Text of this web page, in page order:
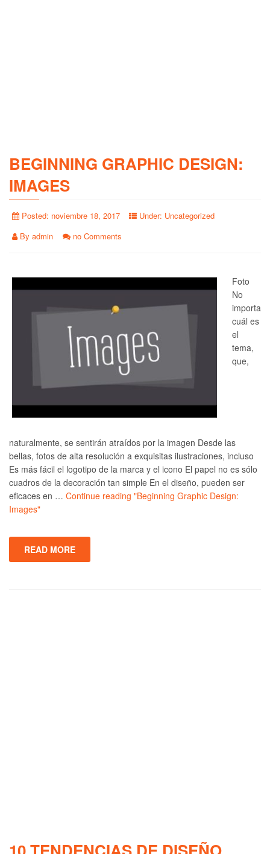
BEGINNING GRAPHIC DESIGN:
IMAGES
Posted: noviembre 18, 2017 Under: Uncategorized
By admin no Comments
Foto
No
importa
cuál es
el
tema,
que,
naturalmente, se sentirán atraídos por la imagen Desde las
bellas, fotos de alta resolución a exquisitas ilustraciones, incluso
Es más fácil el logotipo de la marca y el icono El papel no es sólo
cuadros de la decoración tan simple En el diseño, pueden ser
eficaces en … Continue reading "Beginning Graphic Design:
Images"
READ MORE